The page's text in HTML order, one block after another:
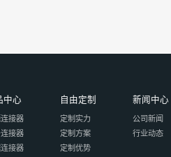
中心
接器
接器
接器
自由定制
定制实力
定制方案
定制优势
新闻中心
公司新闻
行业动态